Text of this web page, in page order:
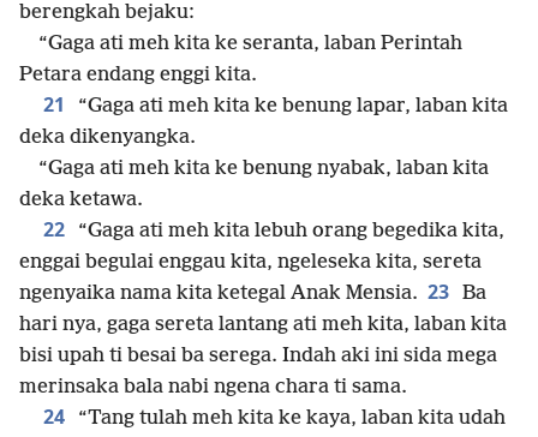
berengkah bejaku:
“Gaga ati meh kita ke seranta, laban Perintah
Petara endang enggi kita.
21
“Gaga ati meh kita ke benung lapar, laban kita
deka dikenyangka.
“Gaga ati meh kita ke benung nyabak, laban kita
deka ketawa.
22
“Gaga ati meh kita lebuh orang begedika kita,
enggai begulai enggau kita, ngeleseka kita, sereta
ngenyaika nama kita ketegal Anak Mensia. 23 Ba
hari nya, gaga sereta lantang ati meh kita, laban kita
bisi upah ti besai ba serega. Indah aki ini sida mega
merinsaka bala nabi ngena chara ti sama.
24
“Tang tulah meh kita ke kaya, laban kita udah